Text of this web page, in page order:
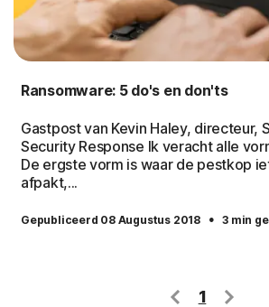
Ransomware: 5 do's en don'ts
Gastpost van Kevin Haley, directeur,
Security Response Ik veracht alle
De ergste vorm is waar de pestkop
afpakt,...
Gepubliceerd 08 Augustus 2018 · 3 min
1